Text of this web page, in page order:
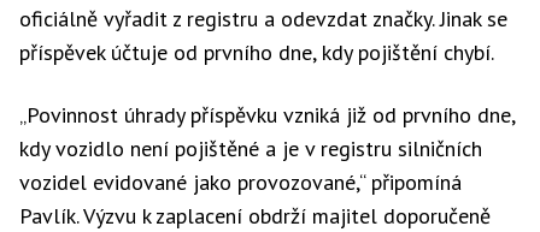
oficiálně vyřadit z registru a odevzdat značky. Jinak se
příspěvek účtuje od prvního dne, kdy pojištění chybí.
„Povinnost úhrady příspěvku vzniká již od prvního dne,
kdy vozidlo není pojištěné a je v registru silničních
vozidel evidované jako provozované,“ připomíná
Pavlík. Výzvu k zaplacení obdrží majitel doporučeně